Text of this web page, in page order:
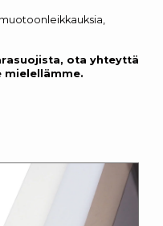
ota yhteyttä
mielellämme.